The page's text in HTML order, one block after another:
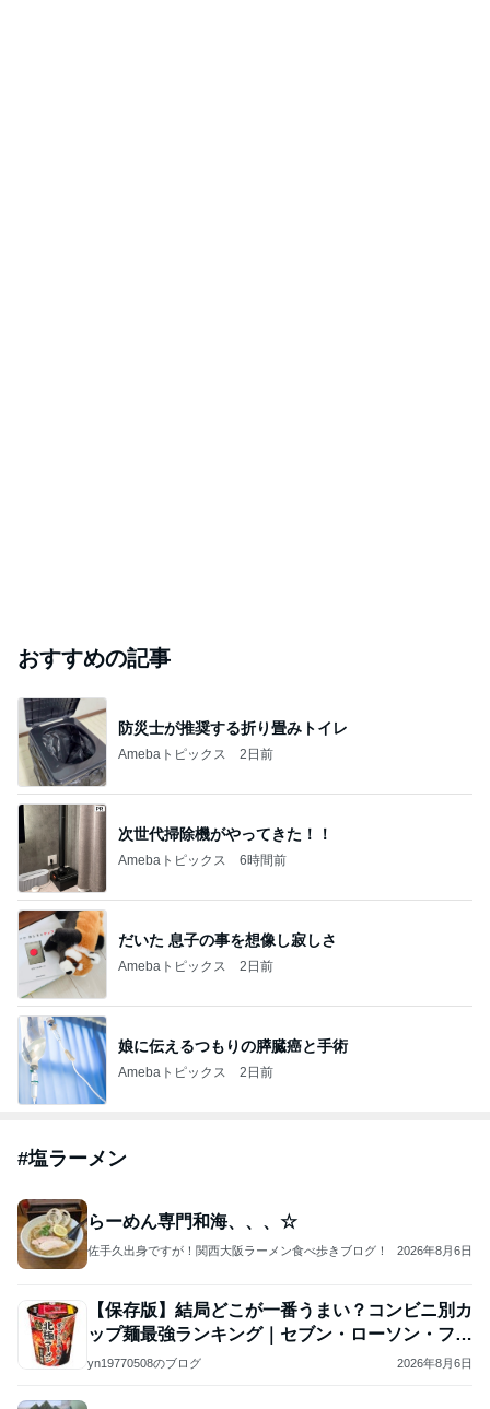
おすすめの記事
防災士が推奨する折り畳みトイレ
Amebaトピックス 2日前
次世代掃除機がやってきた！！
Amebaトピックス 6時間前
だいた 息子の事を想像し寂しさ
Amebaトピックス 2日前
娘に伝えるつもりの膵臓癌と手術
Amebaトピックス 2日前
#塩ラーメン
らーめん専門和海、、、☆
佐手久出身ですが！関西大阪ラーメン食べ歩きブログ！ 2026年8月6日
【保存版】結局どこが一番うまい？コンビニ別カ
ップ麺最強ランキング｜セブン・ローソン・ファ
ミマ
yn19770508のブログ 2026年8月6日